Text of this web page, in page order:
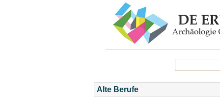
Alte Berufe